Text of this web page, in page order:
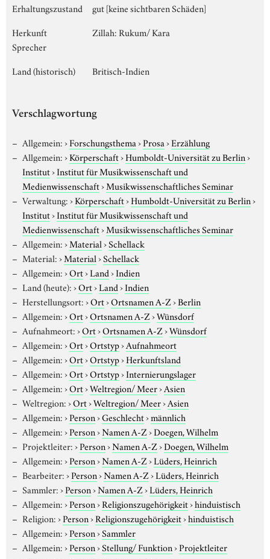
Erhaltungszustand
gut [keine sichtbaren Schäden]
Herkunft
Sprecher
Zillah: Rukum/ Kara
Land (historisch) Britisch-Indien
Verschlagwortung
Allgemein:›Forschungsthema›Prosa›Erzählung
Allgemein:›Körperschaft›Humboldt-Universität zu Berlin›
Institut›Institut für Musikwissenschaft und
Medienwissenschaft›Musikwissenschaftliches Seminar
Verwaltung:›Körperschaft›Humboldt-Universität zu Berlin›
Institut›Institut für Musikwissenschaft und
Medienwissenschaft›Musikwissenschaftliches Seminar
Allgemein:›Material›Schellack
Material:›Material›Schellack
Allgemein:›Ort›Land›Indien
Land (heute):›Ort›Land›Indien
Herstellungsort:›Ort›Ortsnamen A-Z›Berlin
Allgemein:›Ort›Ortsnamen A-Z›Wünsdorf
Aufnahmeort:›Ort›Ortsnamen A-Z›Wünsdorf
Allgemein:›Ort›Ortstyp›Aufnahmeort
Allgemein:›Ort›Ortstyp›Herkunftsland
Allgemein:›Ort›Ortstyp›Internierungslager
Allgemein:›Ort›Weltregion/ Meer›Asien
Weltregion:›Ort›Weltregion/ Meer›Asien
Allgemein:›Person›Geschlecht›männlich
Allgemein:›Person›Namen A-Z›Doegen, Wilhelm
Projektleiter:›Person›Namen A-Z›Doegen, Wilhelm
Allgemein:›Person›Namen A-Z›Lüders, Heinrich
Bearbeiter:›Person›Namen A-Z›Lüders, Heinrich
Sammler:›Person›Namen A-Z›Lüders, Heinrich
Allgemein:›Person›Religionszugehörigkeit›hinduistisch
Religion:›Person›Religionszugehörigkeit›hinduistisch
Allgemein:›Person›Sammler
Allgemein:›Person›Stellung/ Funktion›Projektleiter